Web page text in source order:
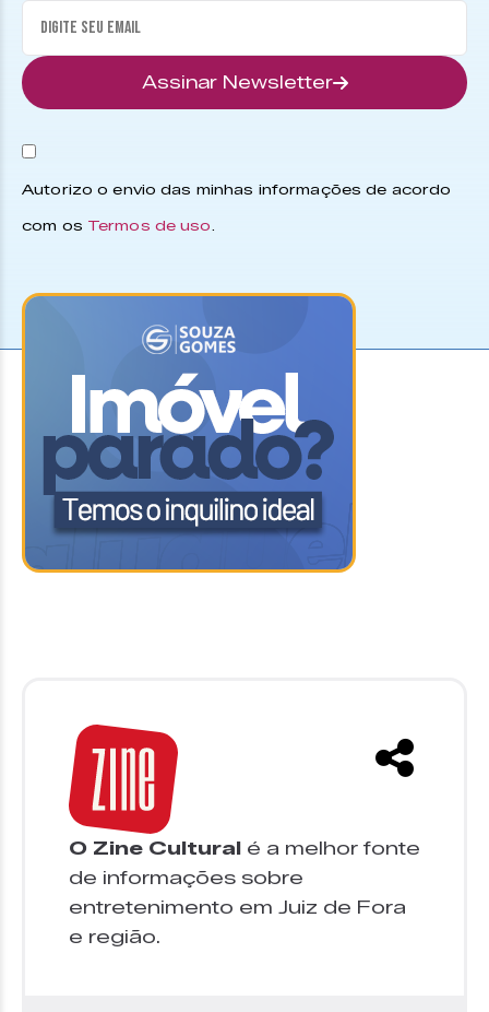
Assinar Newsletter
Autorizo o envio das minhas informações de acordo
com os Termos de uso.
O Zine Cultural é a melhor fonte
de informações sobre
entretenimento em Juiz de Fora
e região.